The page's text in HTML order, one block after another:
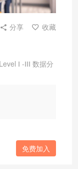
分享 收藏
Ⅰ -ⅠⅠⅠ 数据分
免费加入